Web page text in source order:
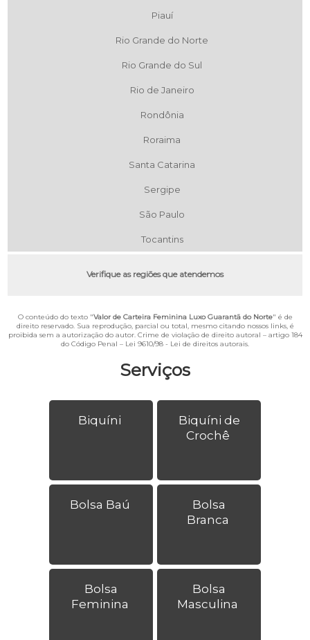
Serviços
Biquíni
Biquíni de
Crochê
Bolsa Baú
Bolsa
Branca
Bolsa
Feminina
Bolsa
Masculina
Piauí
Rio Grande do Norte
Rio Grande do Sul
Rio de Janeiro
Rondônia
Roraima
Santa Catarina
Sergipe
São Paulo
Tocantins
Verifique as regiões que atendemos
O conteúdo do texto "Valor de Carteira Feminina Luxo Guarantã do Norte" é de
direito reservado. Sua reprodução, parcial ou total, mesmo citando nossos links, é
proibida sem a autorização do autor. Crime de violação de direito autoral – artigo 184
do Código Penal – Lei 9610/98 - Lei de direitos autorais.